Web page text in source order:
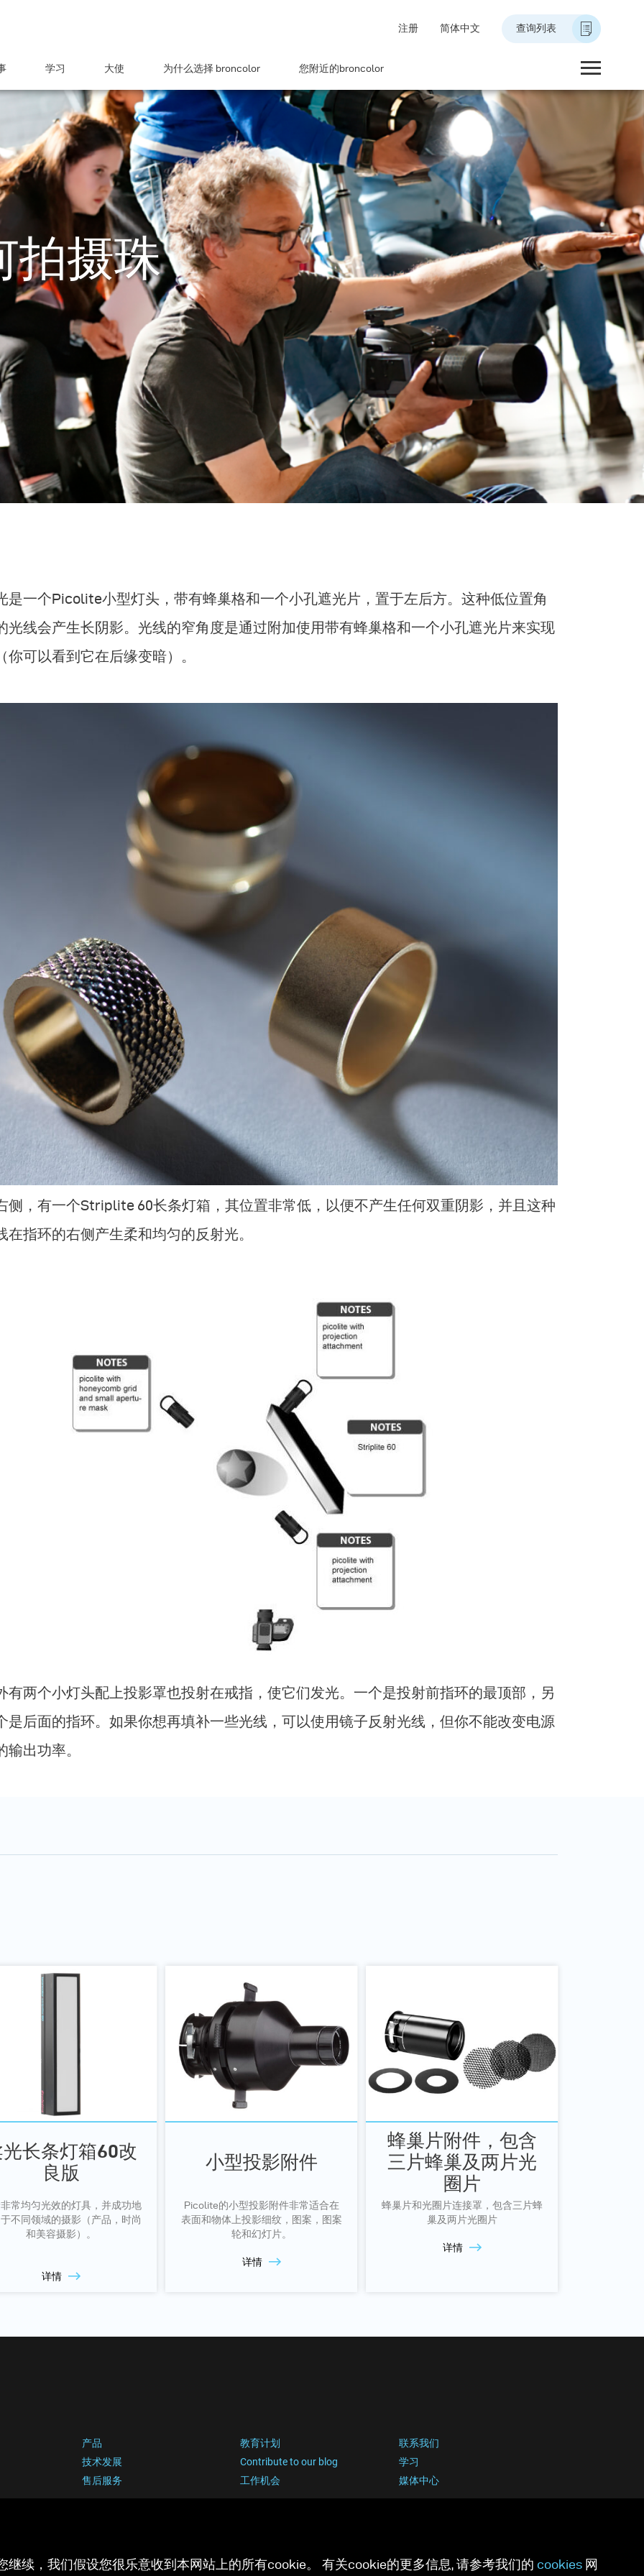
注册 简体中文 查询列表
学习 大使 为什么选择 broncolor 您附近的broncolor
拍摄珠
是一个Picolite小型灯头，带有蜂巢格和一个小孔遮光片，置于左后方。这种低位置角
光线会产生长阴影。光线的窄角度是通过附加使用带有蜂巢格和一个小孔遮光片来实现
你可以看到它在后缘变暗）。
侧，有一个Striplite 60长条灯箱，其位置非常低，以便不产生任何双重阴影，并且这种
在指环的右侧产生柔和均匀的反射光。
有两个小灯头配上投影罩也投射在戒指，使它们发光。一个是投射前指环的最顶部，另
是后面的指环。如果你想再填补一些光线，可以使用镜子反射光线，但你不能改变电源
输出功率。
长条灯箱60改
良版
常均匀光效的灯具，并成功地
不同领域的摄影（产品，时尚
和美容摄影）。
详情
小型投影附件
Picolite的小型投影附件非常适合在
表面和物体上投影细纹，图案，图案
轮和幻灯片。
详情
蜂巢片附件，包含
三片蜂巢及两片光
圈片
蜂巢片和光圈片连接罩，包含三片蜂
巢及两片光圈片
详情
产品 教育计划
联系我们
技术发展
Contribute to our blog
学习
售后服务
工作机会 媒体中心
续，我们假设您很乐意收到本网站上的所有cookie。 有关cookie的更多信息, 请参考我们的 cookies 网